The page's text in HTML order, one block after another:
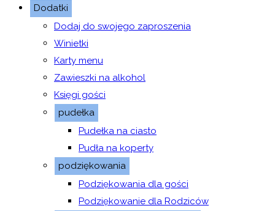
Dodatki
Dodaj do swojego zaproszenia
Winietki
Karty menu
Zawieszki na alkohol
Księgi gości
pudełka
Pudełka na ciasto
Pudła na koperty
podziękowania
Podziękowania dla gości
Podziękowanie dla Rodziców